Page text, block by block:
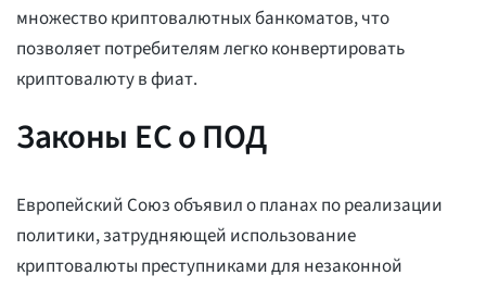
множество криптовалютных банкоматов, что
позволяет потребителям легко конвертировать
криптовалюту в фиат.
Законы ЕС о ПОД
Европейский Союз объявил о планах по реализации
политики, затрудняющей использование
криптовалюты преступниками для незаконной